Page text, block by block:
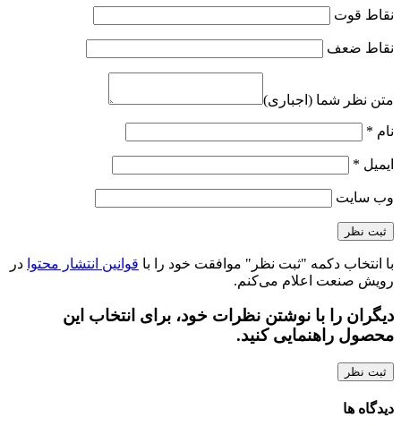
نقاط قوت
نقاط ضعف
متن نظر شما (اجباری)
نام *
ایمیل *
وب‌ سایت
با انتخاب دکمه "ثبت نظر" موافقت خود را با قوانین انتشار محتوا در
رویش صنعت اعلام می‌کنم.
دیگران را با نوشتن نظرات خود، برای انتخاب این
محصول راهنمایی کنید.
ثبت نظر
دیدگاه ها